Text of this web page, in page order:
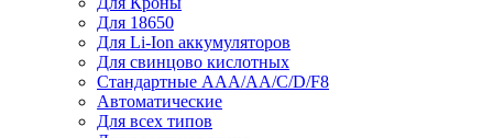
Для 18650
Для Li-Ion аккумуляторов
Для свинцово кислотных
Стандартные ААА/АА/С/D/F8
Автоматические
Для всех типов